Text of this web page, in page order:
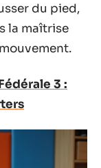
du pied,
la maîtrise
3 :